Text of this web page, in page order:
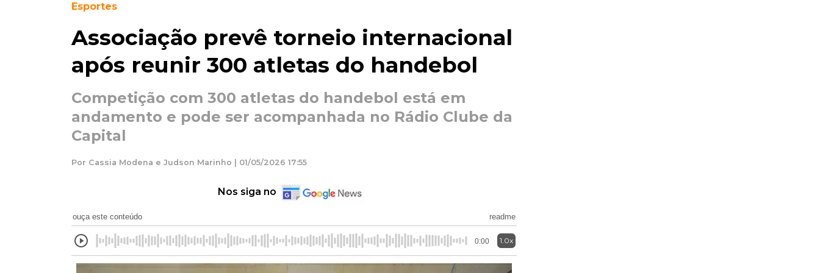
Esportes
Associação prevê torneio internacional
após reunir 300 atletas do handebol
Competição com 300 atletas do handebol está em
andamento e pode ser acompanhada no Rádio Clube da
Capital
Por Cassia Modena e Judson Marinho | 01/05/2026 17:55
Nos siga no
ouça este conteúdo readme
0:00 1.0x